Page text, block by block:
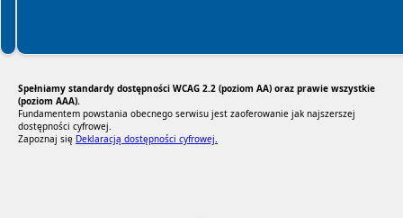
Spełniamy standardy dostępności WCAG 2.2 (poziom AA) oraz prawie wszystkie
(poziom AAA).
Fundamentem powstania obecnego serwisu jest zaoferowanie jak najszerszej
dostępności cyfrowej.
Zapoznaj się Deklaracją dostępności cyfrowej.